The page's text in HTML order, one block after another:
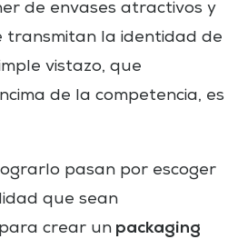
de envases atractivos y
transmitan la identidad de
vistazo, que
de la competencia, es
pasan por escoger
que sean
crear un packaging